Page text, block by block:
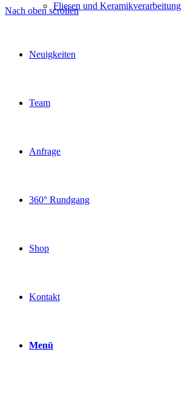
Fliesen und Keramikverarbeitung
Neuigkeiten
Team
Anfrage
360° Rundgang
Shop
Kontakt
Menü
Nach oben scrollen